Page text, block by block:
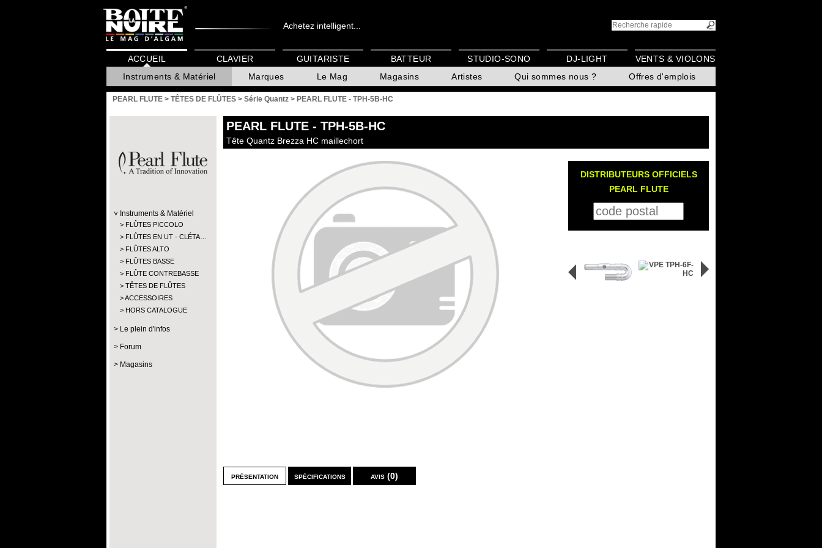
Achetez intelligent...
ACCUEIL
Instruments & Matériel
Marques Le Mag Magasins Artistes Qui sommes nous ? Offres d'emplois
CLAVIER GUITARISTE BATTEUR STUDIO-SONO DJ-LIGHT VENTS & VIOLONS
PEARL FLUTE > TÊTES DE FLÛTES > Série Quantz > PEARL FLUTE - TPH-5B-HC
Instruments & Matériel
FLÛTES PICCOLO
FLÛTES EN UT - CLÉTA…
FLÛTES ALTO
FLÛTES BASSE
FLÛTE CONTREBASSE
TÊTES DE FLÛTES
ACCESSOIRES
HORS CATALOGUE
Le plein d'infos
Forum
Magasins
PEARL FLUTE - TPH-5B-HC
Tête Quantz Brezza HC maillechort
présentation spécifications avis (0)
DISTRIBUTEURS OFFICIELS
PEARL FLUTE